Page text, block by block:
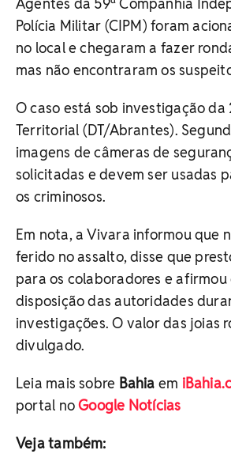
Polícia Militar (CIPM) foram
no local e chegaram a fazer
mas não encontraram os
O caso está sob investigação da
Territorial (DT/Abrantes).
imagens de câmeras de
solicitadas e devem ser usadas
os criminosos.
Em nota, a Vivara informou que
ferido no assalto, disse que
para os colaboradores e afirmou
disposição das autoridades
investigações. O valor das joias
divulgado.
Leia mais sobre Bahia em
portal noGoogle Notícias
Veja também: